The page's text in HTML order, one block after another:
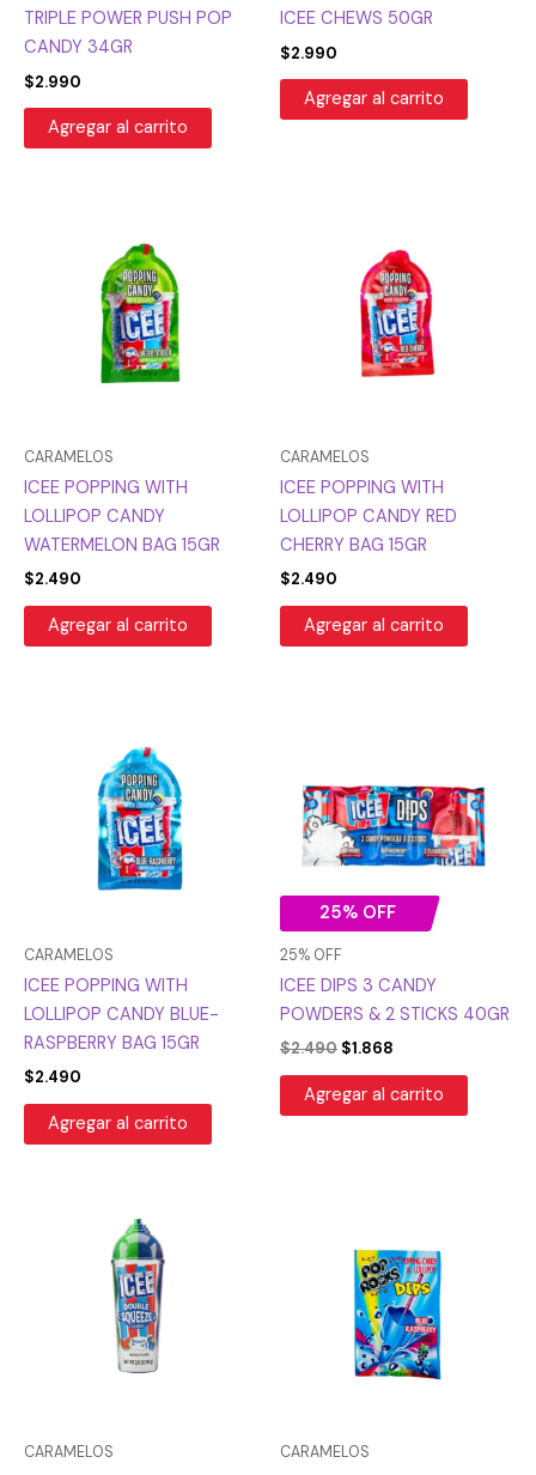
TRIPLE POWER PUSH POP
CANDY 34GR
$2.990
Agregar al carrito
ICEE CHEWS 50GR
$2.990
Agregar al carrito
CARAMELOS
ICEE POPPING WITH
LOLLIPOP CANDY
WATERMELON BAG 15GR
$2.490
Agregar al carrito
CARAMELOS
ICEE POPPING WITH
LOLLIPOP CANDY RED
CHERRY BAG 15GR
$2.490
Agregar al carrito
CARAMELOS
ICEE POPPING WITH
LOLLIPOP CANDY BLUE-
RASPBERRY BAG 15GR
$2.490
Agregar al carrito
25% OFF
25% OFF
ICEE DIPS 3 CANDY
POWDERS & 2 STICKS 40GR
$2.490
$2.490.
$1.868
$1.868.
Agregar al carrito
CARAMELOS CARAMELOS